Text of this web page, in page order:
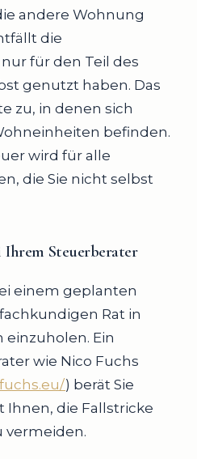
andere Wohnung
die
für den Teil des
genutzt haben. Das
zu, in denen sich
befinden.
wird für alle
die Sie nicht selbst
Steuerberater
einem geplanten
Rat in
Ein
wie Nico Fuchs
) berät Sie
die Fallstricke
vermeiden.